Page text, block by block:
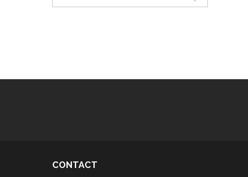
CONTACT